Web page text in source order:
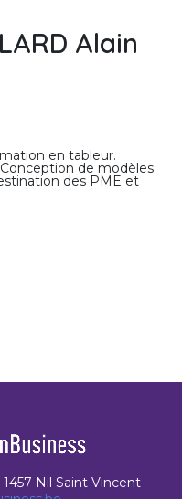
Alain
en tableur.
de modèles
des PME et
Nil Saint Vincent